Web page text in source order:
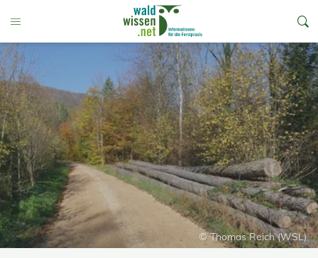
Toggle Menu
© Thomas Reich (WSL)